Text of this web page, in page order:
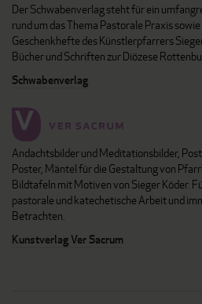
Der Schwabenverlag steht für ein
rund um das Thema Pastorale Praxis
Geschenkhefte des Künstlerpfarrers
Bücher und Schriften zur Diözese
Schwabenverlag
Andachtsbilder und Meditationsbilder,
Poster, Mäntel für die Gestaltung von
Bildtafeln mit Motiven von Sieger Köder.
pastorale und katechetische Arbeit und
Betrachten.
Kunstverlag Ver Sacrum